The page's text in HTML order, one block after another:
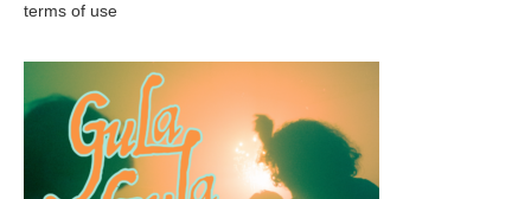
terms of use